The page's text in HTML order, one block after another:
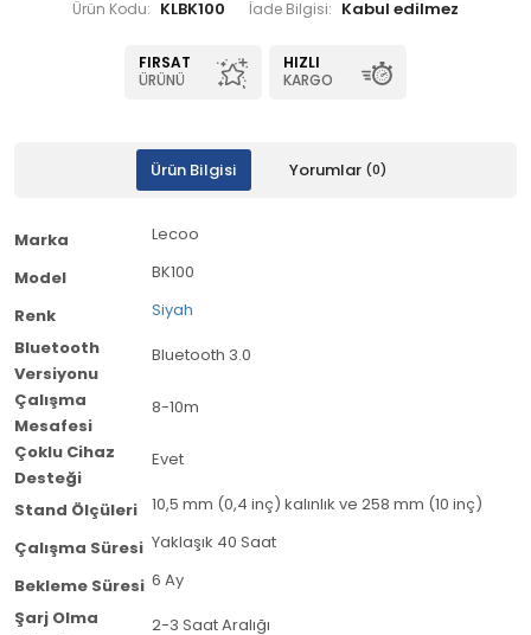
Ürün Kodu: KLBK100 İade Bilgisi:
FIRSAT
ÜRÜNÜ
HIZLI
KARGO
Ürün Bilgisi Yorumlar (0)
Marka Lecoo
Model BK100
Renk Siyah
Bluetooth
Versiyonu
Bluetooth 3.0
Çalışma
Mesafesi
8-10m
Çoklu Cihaz
Desteği
Evet
Stand Ölçüleri 10,5 mm (0,4 inç) kalınlık ve 258 mm (10 inç)
Çalışma Süresi Yaklaşık 40 Saat
Bekleme Süresi 6 Ay
Şarj Olma
2-3 Saat Aralığı